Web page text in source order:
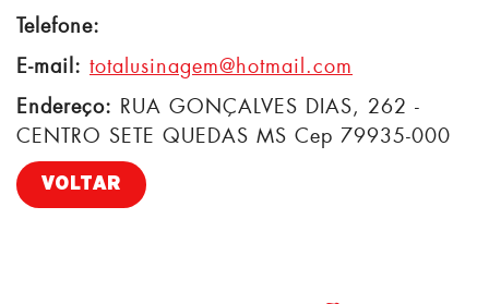
Telefone:
E-mail: totalusinagem@hotmail.com
Endereço: RUA GONÇALVES DIAS, 262 -
CENTRO SETE QUEDAS MS Cep 79935-000
VOLTAR